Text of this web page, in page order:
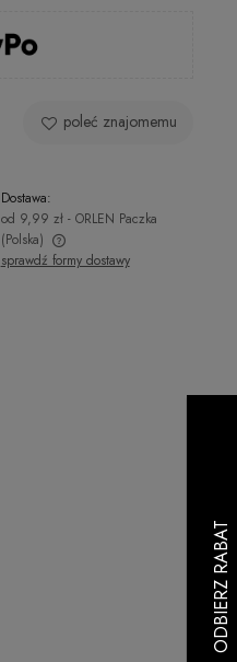
poleć znajomemu
Dostawa:
od 9,99 zł - ORLEN Paczka
(Polska)
sprawdź formy dostawy